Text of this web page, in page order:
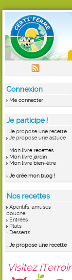
Connexion
Me connecter
Je participe !
Je propose une recette
Je propose une astuce
Mon livre recettes
Mon livre jardin
Mon livre bien-être
Je crée mon blog !
Nos recettes
Apéritifs, amuses
bouche
Entrées
Plats
Desserts
Je propose une recette
Visitez iTerroir